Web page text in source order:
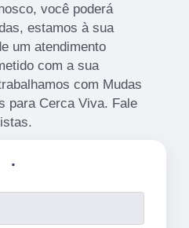
você poderá
estamos à sua
um atendimento
com a sua
com Mudas
para Cerca Viva. Fale
.